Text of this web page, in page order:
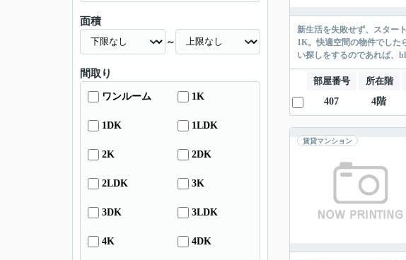
新生活を失敗せず、スター
1K。快適空間の物件でした
い探しをするのであれば、
部屋番号 所在階
407
4階
賃貸マンション
面積
～
間取り
ワンルーム 1K
1DK 1LDK
2K 2DK
2LDK 3K
3DK 3LDK
4K 4DK